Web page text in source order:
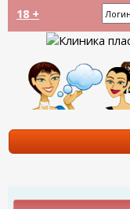
18 +